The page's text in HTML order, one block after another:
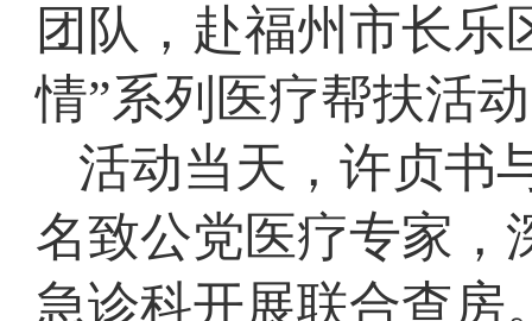
团队，赴福州市长乐
情”系列医疗帮扶活
活动当天，许贞书
名致公党医疗专家，
急诊科开展联合查房